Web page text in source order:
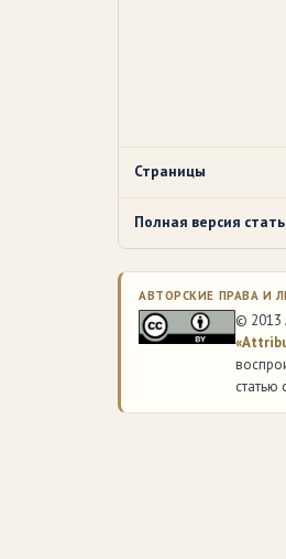
Страницы
Полная версия
АВТОРСКИЕ ПРАВА И
© 2013
статью